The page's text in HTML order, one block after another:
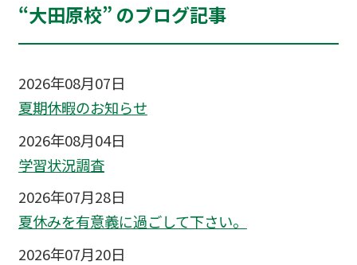
“大田原校” のブログ記事
2026年08月07日
夏期休暇のお知らせ
2026年08月04日
学習状況調査
2026年07月28日
夏休みを有意義に過ごして下さい。
2026年07月20日